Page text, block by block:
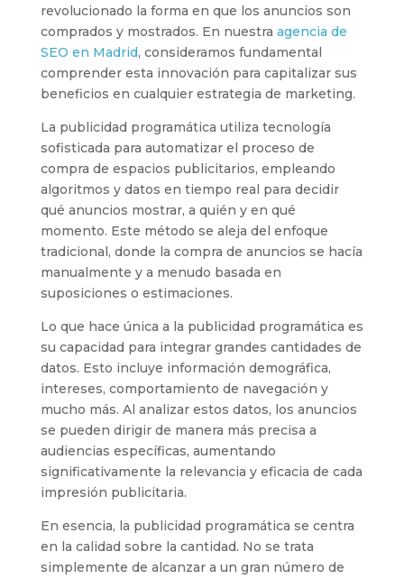
revolucionado la forma en que los anuncios son
comprados y mostrados. En nuestra agencia de
SEO en Madrid, consideramos fundamental
comprender esta innovación para capitalizar sus
beneficios en cualquier estrategia de marketing.
La publicidad programática utiliza tecnología
sofisticada para automatizar el proceso de
compra de espacios publicitarios, empleando
algoritmos y datos en tiempo real para decidir
qué anuncios mostrar, a quién y en qué
momento. Este método se aleja del enfoque
tradicional, donde la compra de anuncios se hacía
manualmente y a menudo basada en
suposiciones o estimaciones.
Lo que hace única a la publicidad programática es
su capacidad para integrar grandes cantidades de
datos. Esto incluye información demográfica,
intereses, comportamiento de navegación y
mucho más. Al analizar estos datos, los anuncios
se pueden dirigir de manera más precisa a
audiencias específicas, aumentando
significativamente la relevancia y eficacia de cada
impresión publicitaria.
En esencia, la publicidad programática se centra
en la calidad sobre la cantidad. No se trata
simplemente de alcanzar a un gran número de